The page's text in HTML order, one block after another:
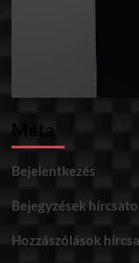
Meta
Bejelentkezés
Bejegyzések
Hozzászólások